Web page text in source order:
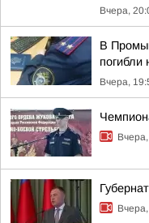
Вчера,
В
Вчера,